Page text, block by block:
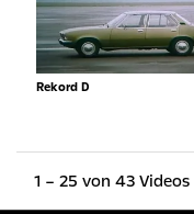
Rekord D
1 – 25 von 43 Videos